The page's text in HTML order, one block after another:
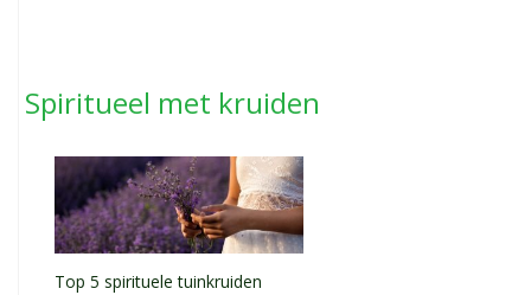
Spiritueel met kruiden
Top 5 spirituele tuinkruiden